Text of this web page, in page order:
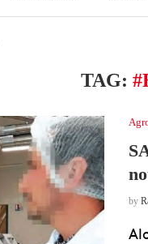
TAG:
by